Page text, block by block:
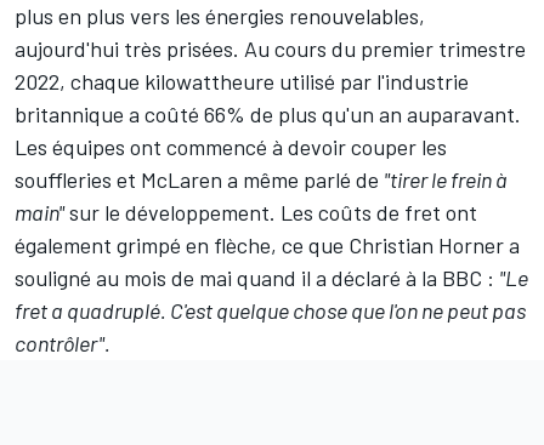
plus en plus vers les énergies renouvelables,
aujourd'hui très prisées. Au cours du premier trimestre
2022, chaque kilowattheure utilisé par l'industrie
britannique a coûté 66% de plus qu'un an auparavant.
Les équipes ont commencé à devoir couper les
souffleries et McLaren a même parlé de "tirer le frein à
main"sur le développement. Les coûts de fret ont
également grimpé en flèche, ce que Christian Horner a
souligné au mois de mai quand il a déclaré à la BBC : "Le
fret a quadruplé. C'est quelque chose que l'on ne peut pas
contrôler".